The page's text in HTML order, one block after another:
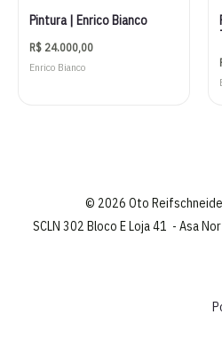
Pintura | Enrico Bianco
R$ 24.000,00
Enrico Bianco
© 2026 Oto
SCLN 302 Bloco E Loja 41 - Asa